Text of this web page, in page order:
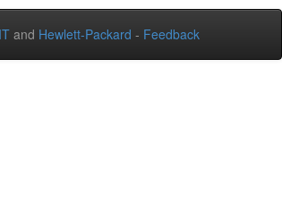
and Hewlett-Packard - Feedback